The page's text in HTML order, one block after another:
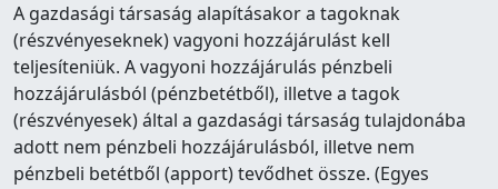
A gazdasági társaság alapításakor a tagoknak
(részvényeseknek) vagyoni hozzájárulást kell
teljesíteniük. A vagyoni hozzájárulás pénzbeli
hozzájárulásból (pénzbetétből), illetve a tagok
(részvényesek) által a gazdasági társaság tulajdonába
adott nem pénzbeli hozzájárulásból, illetve nem
pénzbeli betétből (apport) tevődhet össze. (Egyes